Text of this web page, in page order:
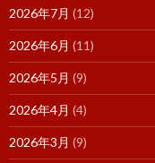
2026年7月 (12)
2026年6月 (11)
2026年5月 (9)
2026年4月 (4)
2026年3月 (9)